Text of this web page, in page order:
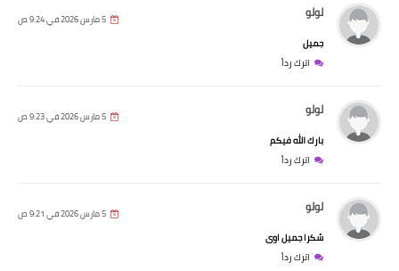
لولو 5 مارس 2026 في 9:24 ص
جميل
اترك رداً
لولو 5 مارس 2026 في 9:23 ص
بارك الله فيكم
اترك رداً
لولو 5 مارس 2026 في 9:21 ص
شكرا جميل اوى
اترك رداً